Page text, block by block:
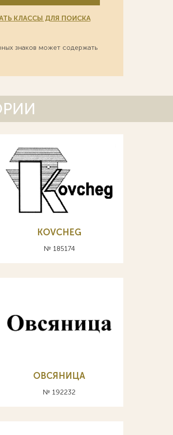
КЛАССЫ ДЛЯ ПОИСКА
знаков может содержать
KOVCHEG
№ 185174
ОВСЯНИЦА
№ 192232